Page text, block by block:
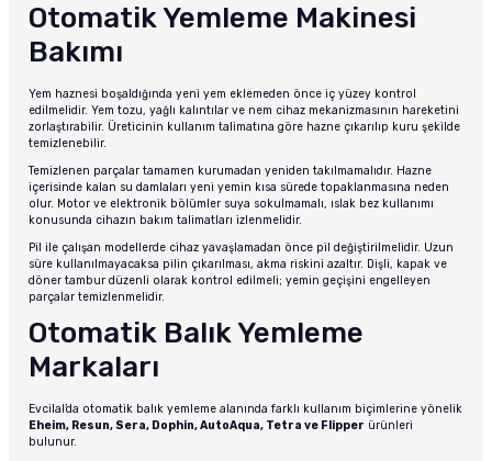
Otomatik Yemleme Makinesi
Bakımı
Yem haznesi boşaldığında yeni yem eklemeden önce iç yüzey kontrol
edilmelidir. Yem tozu, yağlı kalıntılar ve nem cihaz mekanizmasının hareketini
zorlaştırabilir. Üreticinin kullanım talimatına göre hazne çıkarılıp kuru şekilde
temizlenebilir.
Temizlenen parçalar tamamen kurumadan yeniden takılmamalıdır. Hazne
içerisinde kalan su damlaları yeni yemin kısa sürede topaklanmasına neden
olur. Motor ve elektronik bölümler suya sokulmamalı, ıslak bez kullanımı
konusunda cihazın bakım talimatları izlenmelidir.
Pil ile çalışan modellerde cihaz yavaşlamadan önce pil değiştirilmelidir. Uzun
süre kullanılmayacaksa pilin çıkarılması, akma riskini azaltır. Dişli, kapak ve
döner tambur düzenli olarak kontrol edilmeli; yemin geçişini engelleyen
parçalar temizlenmelidir.
Otomatik Balık Yemleme
Markaları
Evcilal’da otomatik balık yemleme alanında farklı kullanım biçimlerine yönelik
Eheim, Resun, Sera, Dophin, AutoAqua, Tetra ve Flipper ürünleri
bulunur.